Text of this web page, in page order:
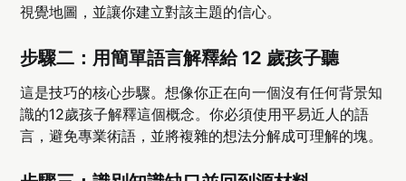
視覺地圖，並讓你建立對該主題的信心。
步驟二：用簡單語言解釋給 12 歲孩子聽
這是技巧的核心步驟。想像你正在向一個沒有任何背景知
識的12歲孩子解釋這個概念。你必須使用平易近人的語
言，避免專業術語，並將複雜的想法分解成可理解的塊。